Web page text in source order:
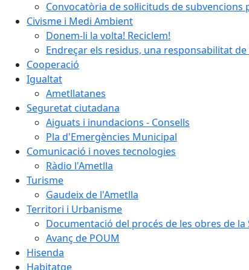
Convocatòria de sol·licituds de subvencions
Civisme i Medi Ambient
Donem-li la volta! Reciclem!
Endreçar els residus, una responsabilitat
Cooperació
Igualtat
Ametllatanes
Seguretat ciutadana
Aiguats i inundacions - Consells
Pla d'Emergències Municipal
Comunicació i noves tecnologies
Ràdio l'Ametlla
Turisme
Gaudeix de l'Ametlla
Territori i Urbanisme
Documentació del procés de les obres de la
Avanç de POUM
Hisenda
Habitatge